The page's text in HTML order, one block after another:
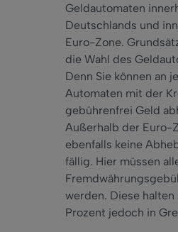
Geldautomaten
Deutschlands und
Euro-Zone.
die Wahl des
Denn Sie können an
Automaten mit der
gebührenfrei Geld
Außerhalb der Euro-
ebenfalls keine
fällig. Hier müssen
werden. Diese halten
Prozent jedoch in